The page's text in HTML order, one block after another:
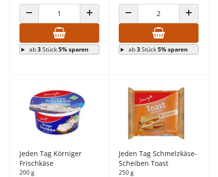
ANZAHL VERRINGERN ANZAHL ERHÖHEN
ab3Stück5% sparen
ANZAHL VERRINGERN ANZAHL
ab3Stück5% sparen
Jeden Tag Körniger
Frischkäse
200 g
Jeden Tag Schmelzkäse-
Scheiben Toast
250 g